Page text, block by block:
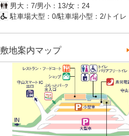
男大：7/男小：13/女：24
駐車場大型：0/駐車場小型：2/トイレ
敷地案内マップ